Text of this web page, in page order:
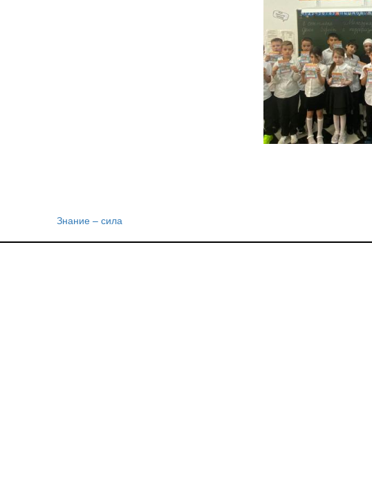
Знание – сила